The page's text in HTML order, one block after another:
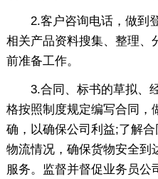
2.客户咨询电话，做到登
相关产品资料搜集、整理、
前准备工作。
3.合同、标书的草拟、经
格按照制度规定编写合同，
确，以确保公司利益;了解
物流情况，确保货物安全到
服务。监督并督促业务员公